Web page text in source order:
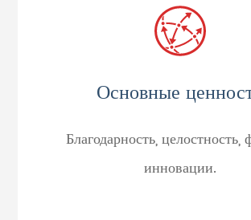
Основные
Благодарность, целостность,
инновации.